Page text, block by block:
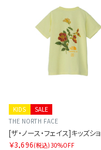
SALE
KIDS
THE NORTH FACE
￥3,696(税込)30%OFF